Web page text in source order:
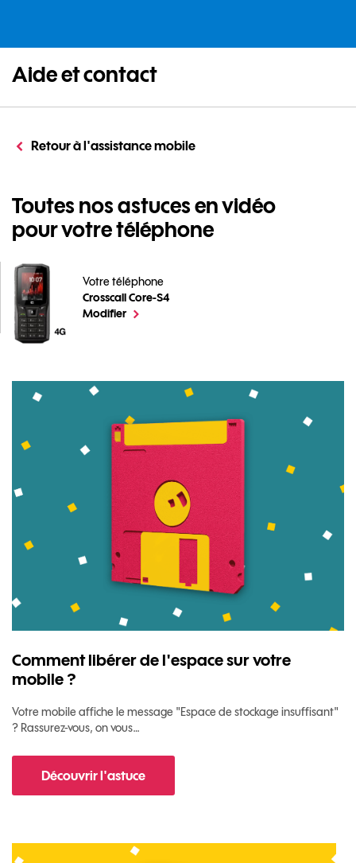
Aide et contact
Retour à l'assistance mobile
Toutes nos astuces en vidéo
pour votre téléphone
Votre téléphone
Crosscall Core-S4
Toutes nos astuces en vidéo pour votre téléphone
Modifierle téléphone sélectionné
Comment libérer de l'espace sur votre
mobile ?
Votre mobile affiche le message "Espace de stockage insuffisant"
? Rassurez-vous, on vous…
Découvrir l'astucepour Comment libérer de l'espace sur votre